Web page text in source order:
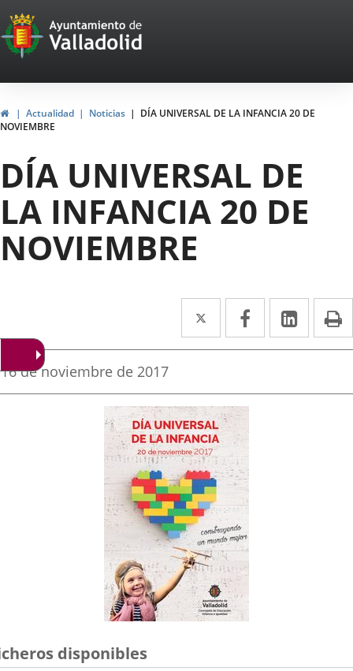
Portal
Web
del
Ayuntamiento
de
Valladolid
InicioActualidad Noticias
DÍA UNIVERSAL DE LA INFANCIA 20 DE
NOVIEMBRE
DÍA UNIVERSAL DE
LA INFANCIA 20 DE
NOVIEMBRE
Twitter
Enlace
a
aplicación
externa.
Facebook
Enlace
a
aplicación
Enlace
a
Fecha
la
16 de noviembre de 2017
disponibles